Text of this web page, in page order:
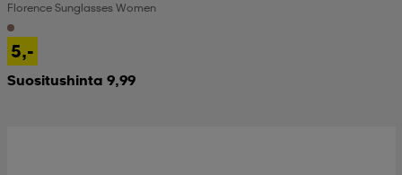
Florence Sunglasses Women
5,-
Suositushinta 9,99